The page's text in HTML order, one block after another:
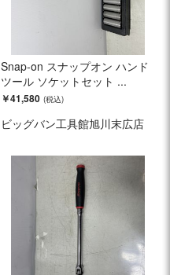
Snap-on スナップオン ハンド
ツール ソケットセット ...
￥41,580
ビッグバン工具館旭川末広店